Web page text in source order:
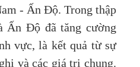
- Ấn Độ. Trong thập
Ấn Độ đã tăng cường
vực, là kết quả từ sự
và các giá trị chung.